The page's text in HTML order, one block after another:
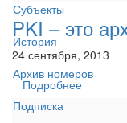
Субъекты
История
Архив номеров
Подписка
PKI – это
24 сентября, 2013
Подробнее